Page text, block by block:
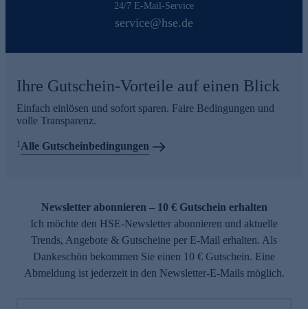
24/7 E-Mail-Service
service@hse.de
Ihre Gutschein-Vorteile auf einen Blick
Einfach einlösen und sofort sparen. Faire Bedingungen und
volle Transparenz.
1 Alle Gutscheinbedingungen
Newsletter abonnieren – 10 € Gutschein erhalten
Ich möchte den HSE-Newsletter abonnieren und aktuelle
Trends, Angebote & Gutscheine per E-Mail erhalten. Als
Dankeschön bekommen Sie einen 10 € Gutschein. Eine
Abmeldung ist jederzeit in den Newsletter-E-Mails möglich.